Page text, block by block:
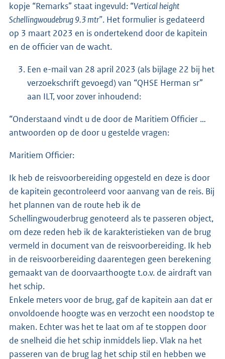
kopje “Remarks” staat ingevuld: “Vertical height
Schellingwoudebrug 9.3 mtr”. Het formulier is gedateerd
op 3 maart 2023 en is ondertekend door de kapitein
en de officier van de wacht.
Een e-mail van 28 april 2023 (als bijlage 22 bij het
verzoekschrift gevoegd) van “QHSE Herman sr”
aan ILT, voor zover inhoudend:
“Onderstaand vindt u de door de Maritiem Officier …
antwoorden op de door u gestelde vragen:
Maritiem Officier:
Ik heb de reisvoorbereiding opgesteld en deze is door
de kapitein gecontroleerd voor aanvang van de reis. Bij
het plannen van de route heb ik de
Schellingwouderbrug genoteerd als te passeren object,
om deze reden heb ik de karakteristieken van de brug
vermeld in document van de reisvoorbereiding. Ik heb
in de reisvoorbereiding daarentegen geen berekening
gemaakt van de doorvaarthoogte t.o.v. de airdraft van
het schip.
Enkele meters voor de brug, gaf de kapitein aan dat er
onvoldoende hoogte was en verzocht een noodstop te
maken. Echter was het te laat om af te stoppen door
de snelheid die het schip inmiddels liep. Vlak na het
passeren van de brug lag het schip stil en hebben we